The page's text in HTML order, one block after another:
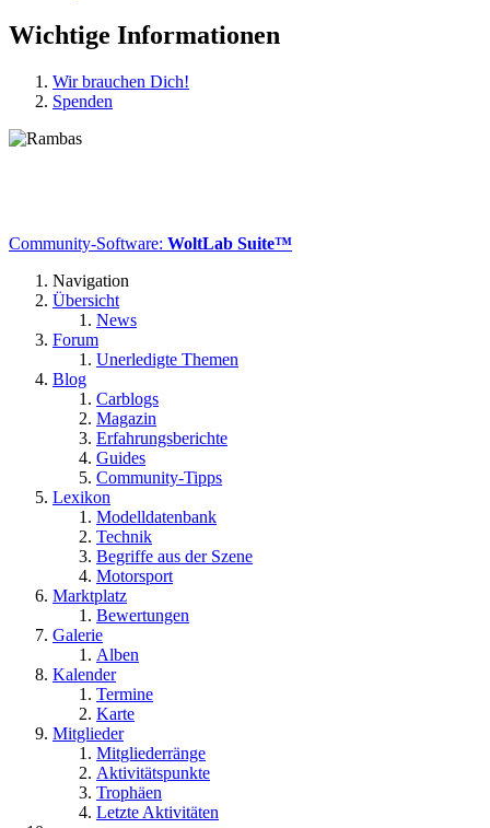
Wichtige Informationen
Wir brauchen Dich!
Spenden
Community-Software: WoltLab Suite™
Navigation
Übersicht
News
Forum
Unerledigte Themen
Blog
Carblogs
Magazin
Erfahrungsberichte
Guides
Community-Tipps
Lexikon
Modelldatenbank
Technik
Begriffe aus der Szene
Motorsport
Marktplatz
Bewertungen
Galerie
Alben
Kalender
Termine
Karte
Mitglieder
Mitgliederränge
Aktivitätspunkte
Trophäen
Letzte Aktivitäten